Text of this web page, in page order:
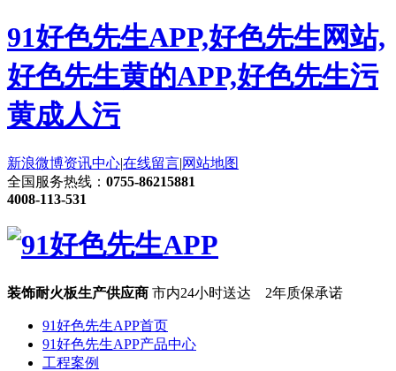
91好色先生APP,好色先生网站,
好色先生黄的APP,好色先生污
黄成人污
新浪微博资讯中心|在线留言|网站地图
全国服务热线： 0755-86215881
4008-113-531
装饰耐火板生产供应商 市内24小时送达 2年质保承诺
91好色先生APP首页
91好色先生APP产品中心
工程案例